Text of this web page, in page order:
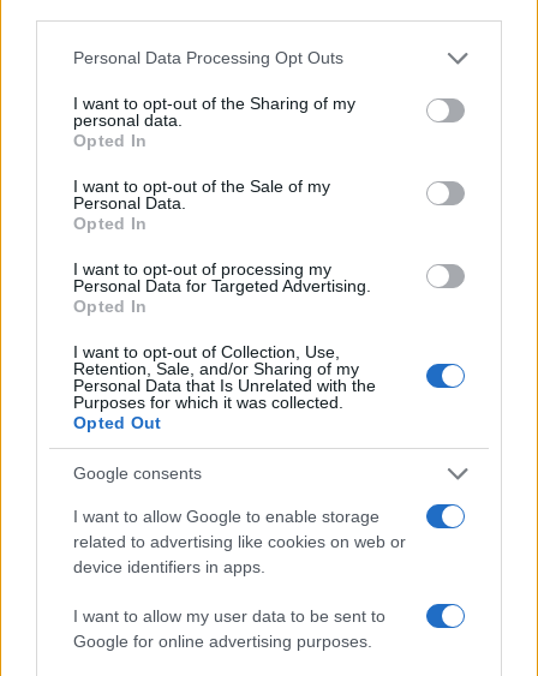
Please note that this website/app uses one or more Google
not limited to your visit or usage behaviour. You may click to
grant or deny consent to Google and its third-party tags to
use your data for below specified purposes in below Google
consent section.
Personal Data Processing Opt Outs
I want to opt-out of the Sharing of my
personal data.
Opted In
I want to opt-out of the Sale of my
Personal Data.
Opted In
I want to opt-out of processing my
Personal Data for Targeted Advertising.
Opted In
I want to opt-out of Collection, Use,
Retention, Sale, and/or Sharing of my
Personal Data that Is Unrelated with the
Purposes for which it was collected.
Opted Out
Google consents
I want to allow Google to enable storage
related to advertising like cookies on web or
device identifiers in apps.
I want to allow my user data to be sent to
Google for online advertising purposes.
Media
Βαλέρια Κουρούπη: Αποκαλύπτει για
πρώην σύζυγό της
13.03.2021
News
Χωρισμός – βόμβα για διάσημη Ελληνίδα
χρόνια
06.10.2019
News
Βιτάλη – Κουρούπη – Ξύδης:
Φωτογραφίες
03.09.2019byΜαρια Ρουμελιωτου
Βαλέρια Κουρούπη – Νίκος Ξύδης: Σπάνια
βραδινή έξοδος για το ζευγάρι! [pics]